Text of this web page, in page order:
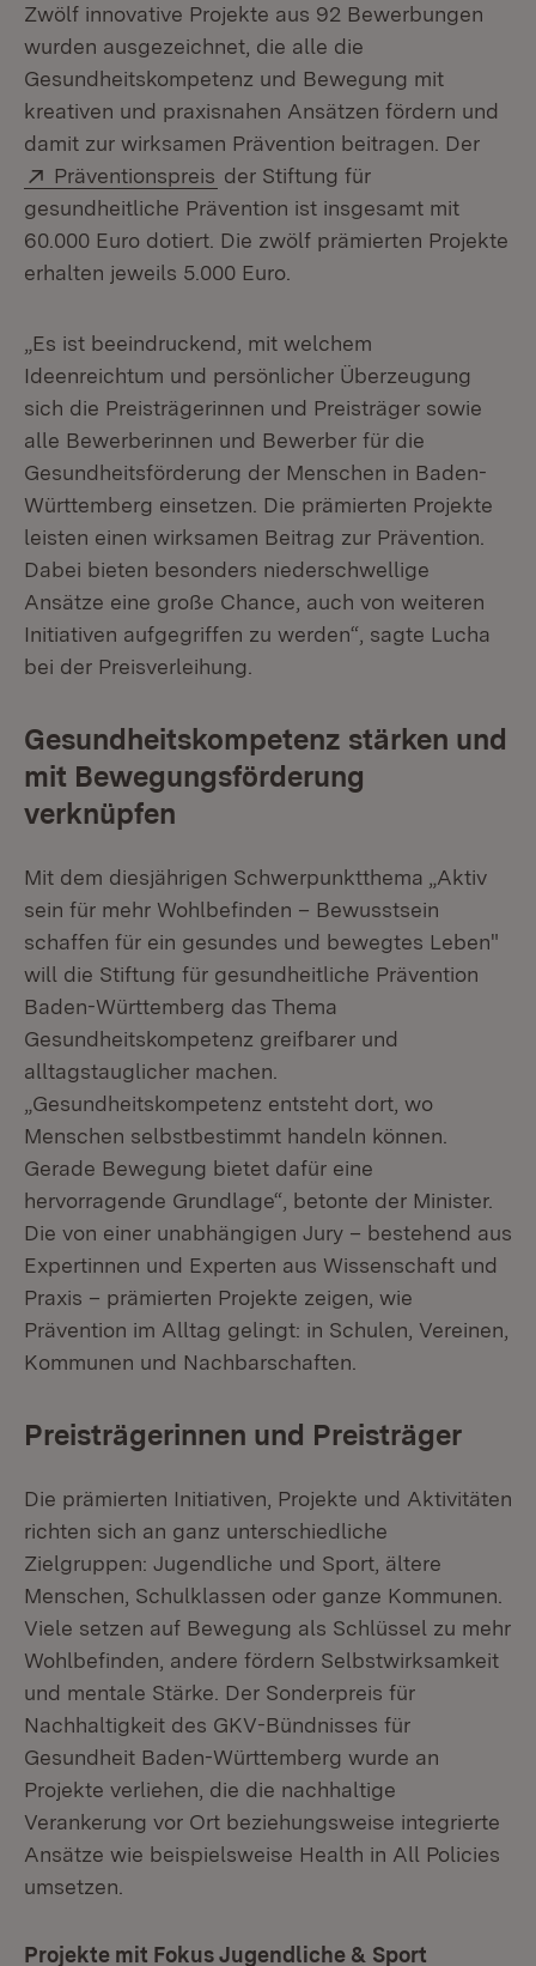
Zwölf innovative Projekte aus 92 Bewerbungen
wurden ausgezeichnet, die alle die
Gesundheitskompetenz und Bewegung mit
kreativen und praxisnahen Ansätzen fördern und
damit zur wirksamen Prävention beitragen. Der
Extern:
Präventionspreis (Öffnet in neuem Fenster)
der Stiftung für
gesundheitliche Prävention ist insgesamt mit
60.000 Euro dotiert. Die zwölf prämierten Projekte
erhalten jeweils 5.000 Euro.
„Es ist beeindruckend, mit welchem
Ideenreichtum und persönlicher Überzeugung
sich die Preisträgerinnen und Preisträger sowie
alle Bewerberinnen und Bewerber für die
Gesundheitsförderung der Menschen in Baden-
Württemberg einsetzen. Die prämierten Projekte
leisten einen wirksamen Beitrag zur Prävention.
Dabei bieten besonders niederschwellige
Ansätze eine große Chance, auch von weiteren
Initiativen aufgegriffen zu werden“, sagte Lucha
bei der Preisverleihung.
Gesundheitskompetenz stärken und
mit Bewegungsförderung
verknüpfen
Mit dem diesjährigen Schwerpunktthema „Aktiv
sein für mehr Wohlbefinden – Bewusstsein
schaffen für ein gesundes und bewegtes Leben"
will die Stiftung für gesundheitliche Prävention
Baden-Württemberg das Thema
Gesundheitskompetenz greifbarer und
alltagstauglicher machen.
„Gesundheitskompetenz entsteht dort, wo
Menschen selbstbestimmt handeln können.
Gerade Bewegung bietet dafür eine
hervorragende Grundlage“, betonte der Minister.
Die von einer unabhängigen Jury – bestehend aus
Expertinnen und Experten aus Wissenschaft und
Praxis – prämierten Projekte zeigen, wie
Prävention im Alltag gelingt: in Schulen, Vereinen,
Kommunen und Nachbarschaften.
Preisträgerinnen und Preisträger
Die prämierten Initiativen, Projekte und Aktivitäten
richten sich an ganz unterschiedliche
Zielgruppen: Jugendliche und Sport, ältere
Menschen, Schulklassen oder ganze Kommunen.
Viele setzen auf Bewegung als Schlüssel zu mehr
Wohlbefinden, andere fördern Selbstwirksamkeit
und mentale Stärke. Der Sonderpreis für
Nachhaltigkeit des GKV-Bündnisses für
Gesundheit Baden-Württemberg wurde an
Projekte verliehen, die die nachhaltige
Verankerung vor Ort beziehungsweise integrierte
Ansätze wie beispielsweise Health in All Policies
umsetzen.
Projekte mit Fokus Jugendliche & Sport